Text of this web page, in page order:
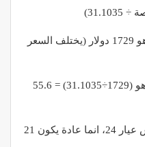
بفرض سعر الأونصة عالمياً اليوم هو 1729 دولار (يختلف السعر
فيكون سعر غرام الذهب عيار 24 هو (1729÷31.1035) = 55.6
لكن الذهب المباع في السوق ليس عيار 24، انما عادة يكون 21